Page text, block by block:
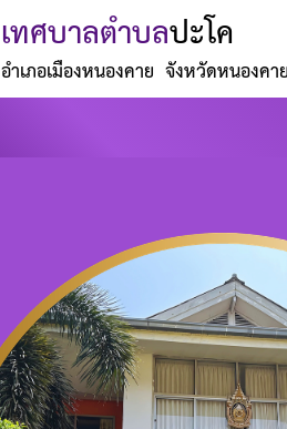
เทศบาลตำบลปะโค
อำเภอเมืองหนองคาย จังหวัดหนองคา